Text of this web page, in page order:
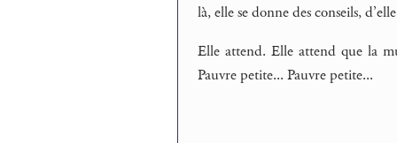
là, elle se donne des conseils,
Elle attend. Elle attend que la
Pauvre petite... Pauvre petite...